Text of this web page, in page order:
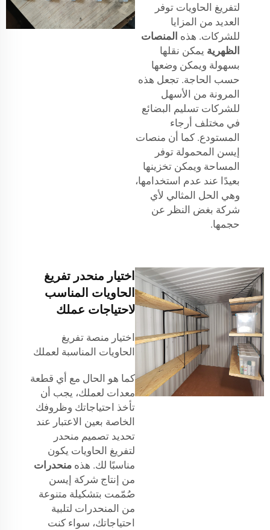
لتفريغ الحاويات توفر
العديد من المزايا
للشركات. هذه المنصات
الظهرية يمكن نقلها
بسهولة ويمكن وضعها
حسب الحاجة. تجعل هذه
المرونة من الأسهل
للشركات تسليم البضائع
في مختلف أرجاء
المستودع. كما أن منصات
إيسن المحمولة توفر
المساحة ويمكن تخزينها
بعيدًا عند عدم استخدامها،
وهي الحل المثالي لأي
شركة بغض النظر عن
حجمها.
اختيار منحدر تفريغ
الحاويات المناسب
لاحتياجات عملك
اختيار منصة تفريغ
الحاويات المناسبة لعملك
كما هو الحال مع أي قطعة
معدات لعملك، يجب أن
تأخذ احتياجاتك وظروفك
الخاصة بعين الاعتبار عند
تحديد تصميم منحدر
لتفريغ الحاويات يكون
مناسبًا لك. هذه منحدرات
من إنتاج شركة إيسن
صُمّمت بتشكيلة متنوعة
من المنحدرات لتلبية
احتياجاتك، سواء كنت